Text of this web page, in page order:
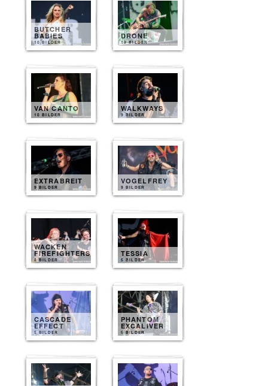
BUTCHER
BABIES
10 BILDER
DRONE
10 BILDER
VAN CANTO
10 BILDER
WALKWAYS
9 BILDER
EXTRABREIT
9 BILDER
VOGELFREY
9 BILDER
WACKEN
FIREFIGHTERS
8 BILDER
TESSIA
5 BILDER
CASCADE
EFFECT
5 BILDER
PHANTOM
EXCALIVER
5 BILDER